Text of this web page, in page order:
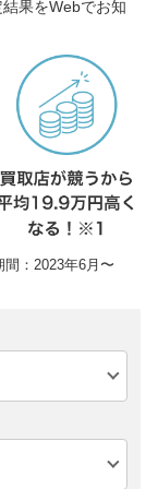
果をWebでお知
：2023年6月〜